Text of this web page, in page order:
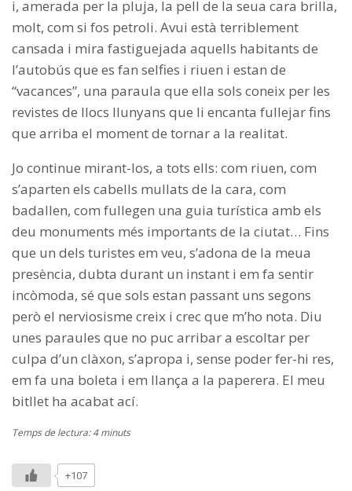
i, amerada per la pluja, la pell de la seua cara brilla,
molt, com si fos petroli. Avui està terriblement
cansada i mira fastiguejada aquells habitants de
l’autobús que es fan selfies i riuen i estan de
“vacances”, una paraula que ella sols coneix per les
revistes de llocs llunyans que li encanta fullejar fins
que arriba el moment de tornar a la realitat.
Jo continue mirant-los, a tots ells: com riuen, com
s’aparten els cabells mullats de la cara, com
badallen, com fullegen una guia turística amb els
deu monuments més importants de la ciutat… Fins
que un dels turistes em veu, s’adona de la meua
presència, dubta durant un instant i em fa sentir
incòmoda, sé que sols estan passant uns segons
però el nerviosisme creix i crec que m’ho nota. Diu
unes paraules que no puc arribar a escoltar per
culpa d’un clàxon, s’apropa i, sense poder fer-hi res,
em fa una boleta i em llança a la paperera. El meu
bitllet ha acabat ací.
Temps de lectura: 4 minuts
+107